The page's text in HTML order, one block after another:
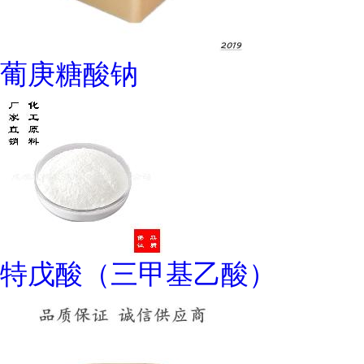
葡庚糖酸钠
特戊酸（三甲基乙酸）